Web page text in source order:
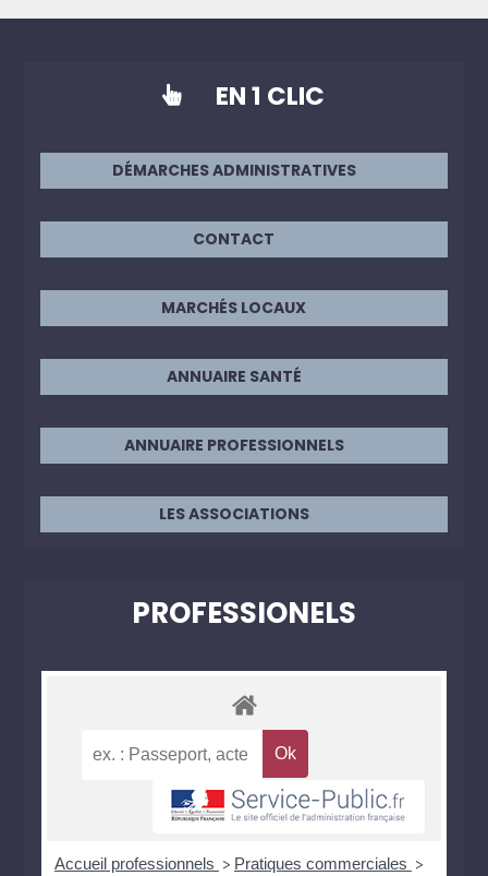
 EN 1 CLIC
DÉMARCHES ADMINISTRATIVES
CONTACT
MARCHÉS LOCAUX
ANNUAIRE SANTÉ
ANNUAIRE PROFESSIONNELS
LES ASSOCIATIONS
PROFESSIONELS
Accueil professionnels > Pratiques commerciales >